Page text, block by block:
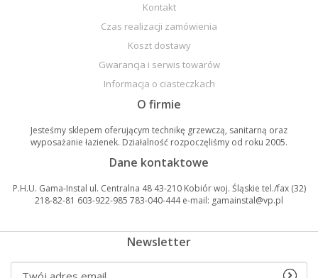
Kontakt
Czas realizacji zamówienia
Koszt dostawy
Gwarancja i serwis towarów
Informacja o ciasteczkach
O firmie
Jesteśmy sklepem oferującym technikę grzewczą, sanitarną oraz
wyposażanie łazienek. Działalność rozpoczęliśmy od roku 2005.
Dane kontaktowe
P.H.U. Gama-Instal ul. Centralna 48 43-210 Kobiór woj. Śląskie tel./fax (32)
218-82-81 603-922-985 783-040-444 e-mail: gamainstal@vp.pl
Newsletter